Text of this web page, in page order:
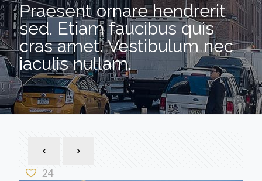
Praesent ornare hendrerit
sed. Etiam faucibus quis
cras amet. Vestibulum nec
iaculis nullam.
24